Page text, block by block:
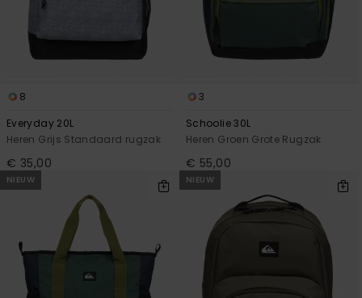
8
Everyday 20L
Heren Grijs Standaard rugzak
€ 35,00
3
Schoolie 30L
Heren Groen Grote Rugzak
€ 55,00
NIEUW NIEUW